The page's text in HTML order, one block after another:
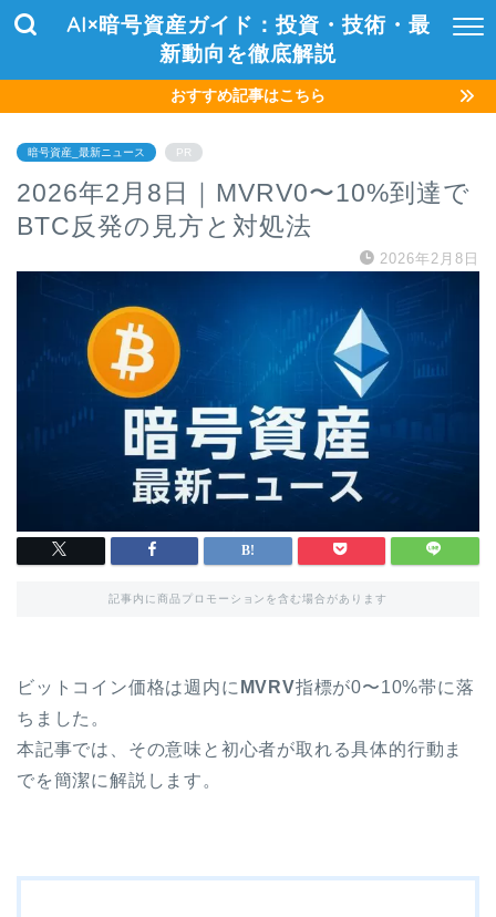
AI×暗号資産ガイド：投資・技術・最
新動向を徹底解説
おすすめ記事はこちら
暗号資産_最新ニュース PR
2026年2月8日｜MVRV0〜10%到達で
BTC反発の見方と対処法
2026年2月8日
記事内に商品プロモーションを含む場合があります
ビットコイン価格は週内に MVRV指標が0〜10%帯に落
ちました。
本記事では、その意味と初心者が取れる具体的行動ま
でを簡潔に解説します。